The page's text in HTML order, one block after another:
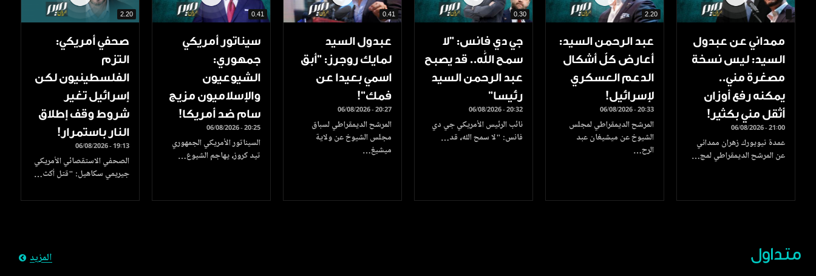
ممداني عن عبدول
السيد: ليس نسخة
مصغرة مني..
يمكنه رفع أوزان
أثقل مني بكثير!
06/08/2026 - 21:00
عمدة نيويورك زهران ممداني
عن المرشح الديمقراطي لمج…
2.20
عبد الرحمن السيد:
أعارض كلّ أشكال
الدعم العسكري
لإسرائيل!
06/08/2026 - 20:33
المرشح الديمقراطي لمجلس
الشيوخ عن ميشيغان عبد
الرح…
0.30
جي دي فانس: ”لا
سمح الله.. قد يصبح
عبد الرحمن السيد
رئيسا”
06/08/2026 - 20:32
نائب الرئيس الأمريكي جي دي
فانس: "لا سمح الله، قد…
0.41
عبدول السيد
لمايك روجرز: "أبق
اسمي بعيدا عن
فمك"!
06/08/2026 - 20:27
المرشح الديمقراطي لسباق
مجلس الشيوخ عن ولاية
ميشيغ…
0.41
سيناتور أمريكي
جمهوري:
الشيوعيون
والإسلاميون مزيج
سام ضد أمريكا!
06/08/2026 - 20:25
السيناتور الأمريكي الجمهوري
تيد كروز، يهاجم الشيوع…
2.20
صحفي أمريكي:
التزم
الفلسطينيون لكن
إسرائيل تغير
شروط وقف إطلاق
النار باستمرار!
06/08/2026 - 19:13
الصحفي الاستقصائي الأمريكي
جيريمي سكاهيل: "قتل أكث…
متداول المزيد